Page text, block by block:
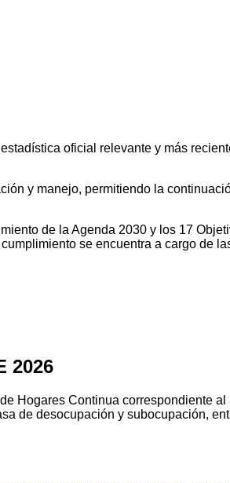
oficial relevante y más
y manejo, permitiendo la
de la Agenda 2030 y los 17
se encuentra a cargo de
2026
Hogares Continua correspondiente
de desocupación y subocupación,